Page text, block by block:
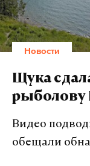
Новости
Щука
рыболову
Видео
обещали